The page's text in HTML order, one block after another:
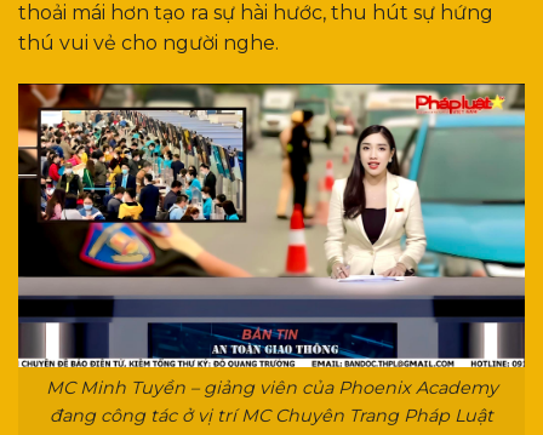
thoải mái hơn tạo ra sự hài hước, thu hút sự hứng
thú vui vẻ cho người nghe.
MC Minh Tuyền – giảng viên của Phoenix Academy
đang công tác ở vị trí MC Chuyên Trang Pháp Luật